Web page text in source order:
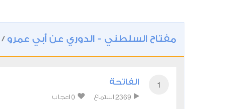
مفتاح السلطني - الدوري عن أبي عمرو /
1 الفاتحة
2369 استماع 0 اعجاب